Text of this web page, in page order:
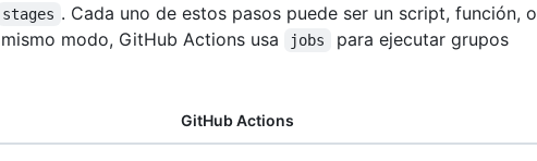
stages . Cada uno de estos pasos puede ser un script, función, o
modo, GitHub Actions usa
jobs
para ejecutar grupos
GitHub Actions